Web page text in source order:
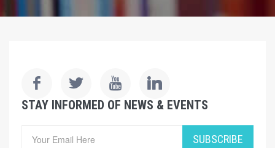
STAY INFORMED OF NEWS & EVENTS
SUBSCRIBE